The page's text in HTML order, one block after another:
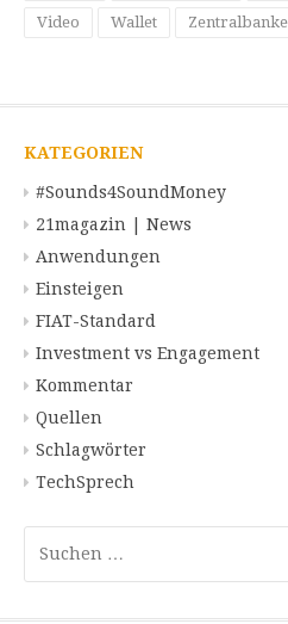
Video Wallet
KATEGORIEN
#Sounds4SoundMoney
21magazin | News
Anwendungen
Einsteigen
FIAT-Standard
Investment vs Engagement
Kommentar
Quellen
Schlagwörter
TechSprech
nach: